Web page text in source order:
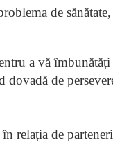
de
a vă
dovadă de
relația de